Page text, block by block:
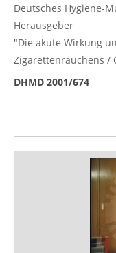
Deutsches Hygiene-
Herausgeber
"Die akute Wirkung
Zigarettenrauchens /
DHMD 2001/674